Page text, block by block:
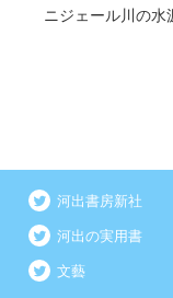
ニジェール川の水
河出書房新社
河出の実用書
文藝